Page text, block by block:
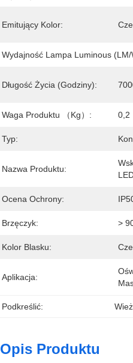
Emitujący Kolor:
Wydajność Lampa Luminous (LM/
Długość Życia (godziny):
Waga Produktu （kg）: 0,2
Typ:
Nazwa Produktu:
Ocena Ochrony:
Brzęczyk: >
Kolor Blasku:
Aplikacja:
Podkreślić:
Opis Produktu